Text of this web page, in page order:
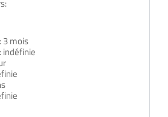
3 mois
indéfinie